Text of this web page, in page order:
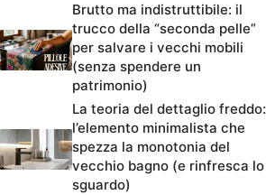
Brutto ma indistruttibile: il
trucco della “seconda pelle”
per salvare i vecchi mobili
(senza spendere un
patrimonio)
La teoria del dettaglio freddo:
l’elemento minimalista che
spezza la monotonia del
vecchio bagno (e rinfresca lo
sguardo)